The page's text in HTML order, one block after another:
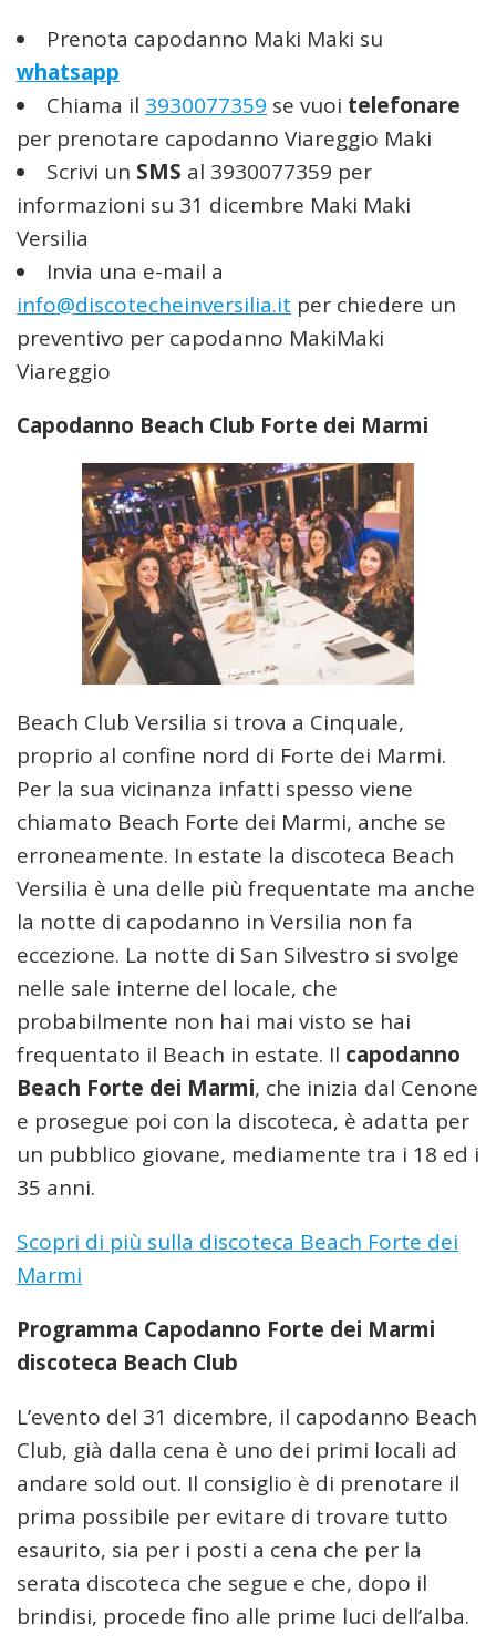
Prenota capodanno Maki Maki su
whatsapp
Chiama il 3930077359 se vuoi telefonare
per prenotare capodanno Viareggio Maki
Scrivi un SMS al 3930077359 per
informazioni su 31 dicembre Maki Maki
Versilia
Invia una e-mail a
info@discotecheinversilia.it per chiedere un
preventivo per capodanno MakiMaki
Viareggio
Capodanno Beach Club Forte dei Marmi
Beach Club Versilia si trova a Cinquale,
proprio al confine nord di Forte dei Marmi.
Per la sua vicinanza infatti spesso viene
chiamato Beach Forte dei Marmi, anche se
erroneamente. In estate la discoteca Beach
Versilia è una delle più frequentate ma anche
la notte di capodanno in Versilia non fa
eccezione. La notte di San Silvestro si svolge
nelle sale interne del locale, che
probabilmente non hai mai visto se hai
frequentato il Beach in estate. Il capodanno
Beach Forte dei Marmi, che inizia dal Cenone
e prosegue poi con la discoteca, è adatta per
un pubblico giovane, mediamente tra i 18 ed i
35 anni.
Scopri di più sulla discoteca Beach Forte dei
Marmi
Programma Capodanno Forte dei Marmi
discoteca Beach Club
L’evento del 31 dicembre, il capodanno Beach
Club, già dalla cena è uno dei primi locali ad
andare sold out. Il consiglio è di prenotare il
prima possibile per evitare di trovare tutto
esaurito, sia per i posti a cena che per la
serata discoteca che segue e che, dopo il
brindisi, procede fino alle prime luci dell’alba.